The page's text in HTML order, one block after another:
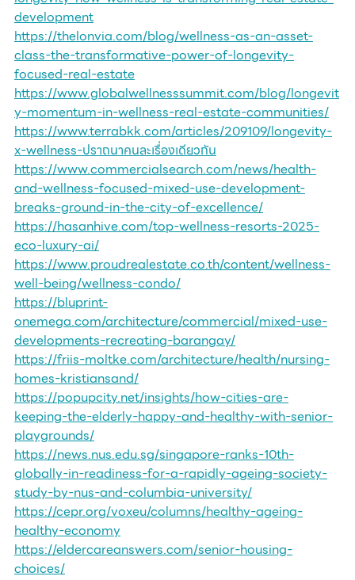
development
https://thelonvia.com/blog/wellness-as-an-asset-
class-the-transformative-power-of-longevity-
focused-real-estate
https://www.globalwellnesssummit.com/blog/longevit
y-momentum-in-wellness-real-estate-communities/
https://www.terrabkk.com/articles/209109/longevity-
x-wellness-ปราถนาคนละเรื่องเดียวกัน
https://www.commercialsearch.com/news/health-
and-wellness-focused-mixed-use-development-
breaks-ground-in-the-city-of-excellence/
https://hasanhive.com/top-wellness-resorts-2025-
eco-luxury-ai/
https://www.proudrealestate.co.th/content/wellness-
well-being/wellness-condo/
https://bluprint-
onemega.com/architecture/commercial/mixed-use-
developments-recreating-barangay/
https://friis-moltke.com/architecture/health/nursing-
homes-kristiansand/
https://popupcity.net/insights/how-cities-are-
keeping-the-elderly-happy-and-healthy-with-senior-
playgrounds/
https://news.nus.edu.sg/singapore-ranks-10th-
globally-in-readiness-for-a-rapidly-ageing-society-
study-by-nus-and-columbia-university/
https://cepr.org/voxeu/columns/healthy-ageing-
healthy-economy
https://eldercareanswers.com/senior-housing-
choices/